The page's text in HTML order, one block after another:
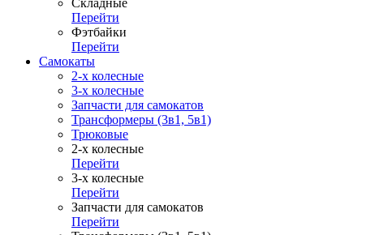
Складные
Перейти
Фэтбайки
Перейти
Самокаты
2-х колесные
3-х колесные
Запчасти для самокатов
Трансформеры (3в1, 5в1)
Трюковые
2-х колесные
Перейти
3-х колесные
Перейти
Запчасти для самокатов
Перейти